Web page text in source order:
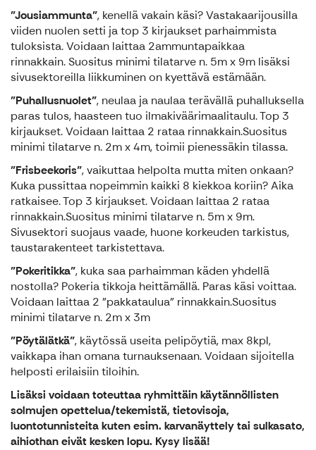
"Jousiammunta", kenellä vakain käsi? Vastakaarijousilla
viiden nuolen setti ja top 3 kirjaukset parhaimmista
tuloksista. Voidaan laittaa 2ammuntapaikkaa
rinnakkain. Suositus minimi tilatarve n. 5m x 9m lisäksi
sivusektoreilla liikkuminen on kyettävä estämään.
"Puhallusnuolet", neulaa ja naulaa terävällä puhalluksella
paras tulos, haasteen tuo ilmakiväärimaalitaulu. Top 3
kirjaukset. Voidaan laittaa 2 rataa rinnakkain.Suositus
minimi tilatarve n. 2m x 4m, toimii pienessäkin tilassa.
"Frisbeekoris", vaikuttaa helpolta mutta miten onkaan?
Kuka pussittaa nopeimmin kaikki 8 kiekkoa koriin? Aika
ratkaisee. Top 3 kirjaukset. Voidaan laittaa 2 rataa
rinnakkain.Suositus minimi tilatarve n. 5m x 9m.
Sivusektori suojaus vaade, huone korkeuden tarkistus,
taustarakenteet tarkistettava.
"Pokeritikka", kuka saa parhaimman käden yhdellä
nostolla? Pokeria tikkoja heittämällä. Paras käsi voittaa.
Voidaan laittaa 2 "pakkataulua" rinnakkain.Suositus
minimi tilatarve n. 2m x 3m
"Pöytälätkä", käytössä useita pelipöytiä, max 8kpl,
vaikkapa ihan omana turnauksenaan. Voidaan sijoitella
helposti erilaisiin tiloihin.
Lisäksi voidaan toteuttaa ryhmittäin käytännöllisten
solmujen opettelua/tekemistä, tietovisoja,
luontotunnisteita kuten esim. karvanäyttely tai sulkasato,
aihiothan eivät kesken lopu. Kysy lisää!